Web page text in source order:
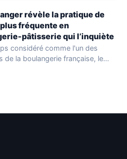
révèle la pratique de
fréquente en
pâtisserie qui l’inquiète
considéré comme l'un des
de la boulangerie française, le